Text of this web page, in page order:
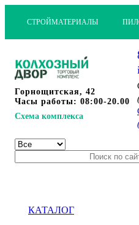
СТРОЙМАТЕРИАЛЫ
Горнощитская, 42
Часы работы: 08:00-20.00
Схема комплекса
КАТАЛОГ